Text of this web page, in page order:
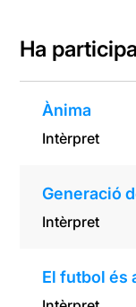
Ha
Ànima
Intèrpret
Generació
Intèrpret
El futbol és